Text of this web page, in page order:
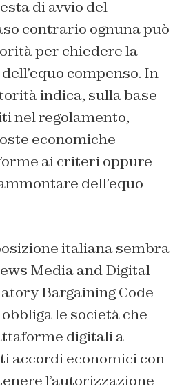
di avvio del
contrario ognuna può
per chiedere la
compenso. In
indica, sulla base
nel regolamento,
economiche
ai criteri oppure
dell’equo
italiana sembra
Media and Digital
Bargaining Code
le società che
digitali a
accordi economici con
l’autorizzazione